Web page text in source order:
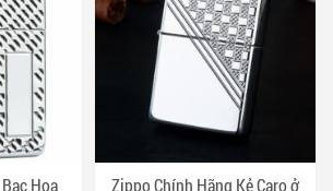
Họa
Zippo Chính Hãng Kẻ Caro ở